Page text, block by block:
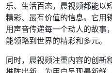
乐、生活百态，晨视频都能以
精彩、最有价值的信息。它用
用声音传递每一个动人的故事
能领略到世界的精彩和多元。
同时，晨视频注重内容的创新